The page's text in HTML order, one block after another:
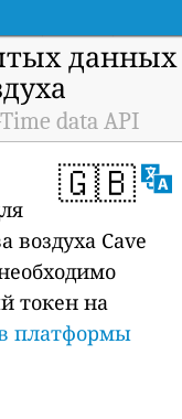
данных
data API
🇬🇧
воздуха Cave
токен на
платформы